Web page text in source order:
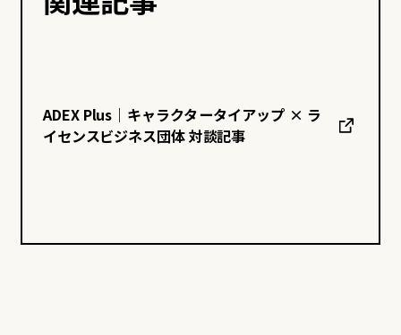
ADEX Plus｜キャラクタータイアップ × ラ
イセンスビジネス団体 対談記事